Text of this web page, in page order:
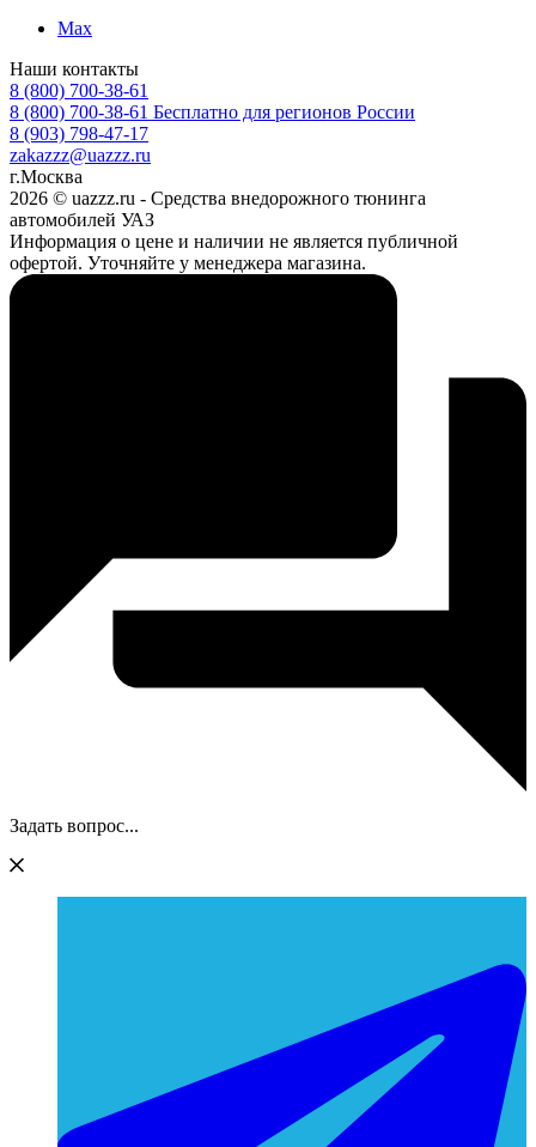
Max
Наши контакты
8 (800) 700-38-61
8 (800) 700-38-61 Бесплатно для регионов России
8 (903) 798-47-17
zakazzz@uazzz.ru
г.Москва
2026 © uazzz.ru - Средства внедорожного тюнинга
автомобилей УАЗ
Информация о цене и наличии не является публичной
офертой. Уточняйте у менеджера магазина.
Задать вопрос...